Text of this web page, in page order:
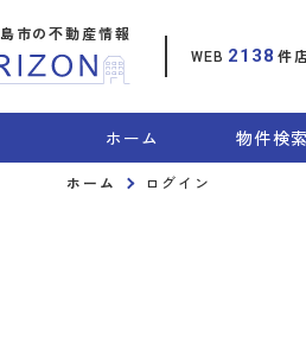
WEB 2138 件
市の不動産情報
ホーム 物件検索
ホーム ログイン